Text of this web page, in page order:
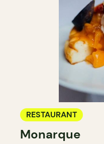
RESTAURANT
Monarque